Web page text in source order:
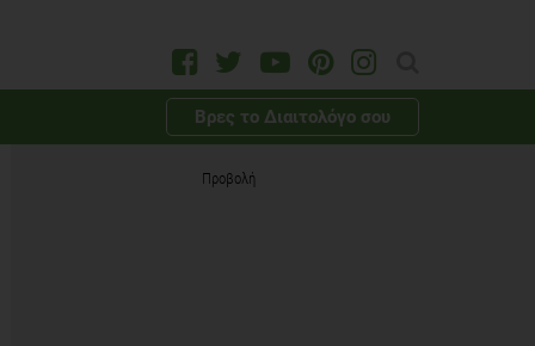
Βρες το Διαιτολόγο σου
Προβολή